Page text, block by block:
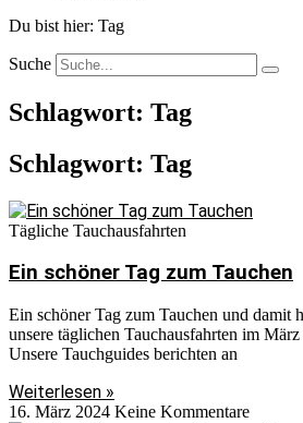
Du bist hier: Tag
Suche
Schlagwort: Tag
Schlagwort: Tag
Tägliche Tauchausfahrten
Ein schöner Tag zum Tauchen
Ein schöner Tag zum Tauchen und damit
unsere täglichen Tauchausfahrten im
Unsere Tauchguides berichten an
Weiterlesen »
16. März 2024 Keine Kommentare